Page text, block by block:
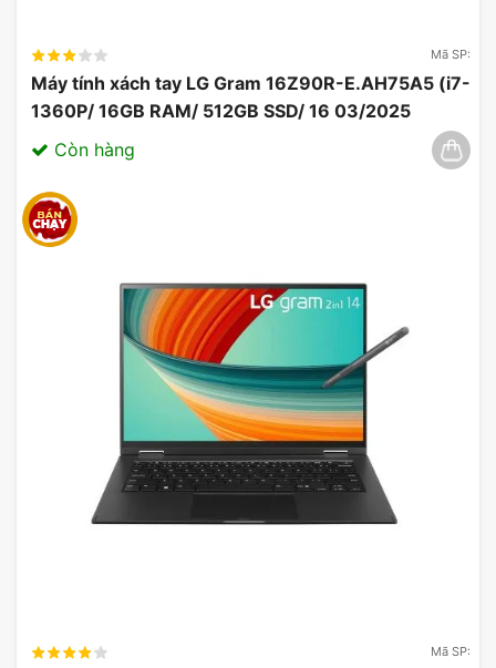
Mã SP:
Máy tính xách tay LG Gram 16Z90R-E.AH75A5 (i7-
1360P/ 16GB RAM/ 512GB SSD/ 16 03/2025
Còn hàng
Mã SP: